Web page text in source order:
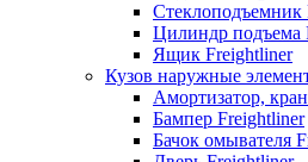
Стеклоподъемник
Цилиндр подъема
Ящик Freightliner
Кузов наружные
Амортизатор,
Бампер Freightliner
Бачок омывателя